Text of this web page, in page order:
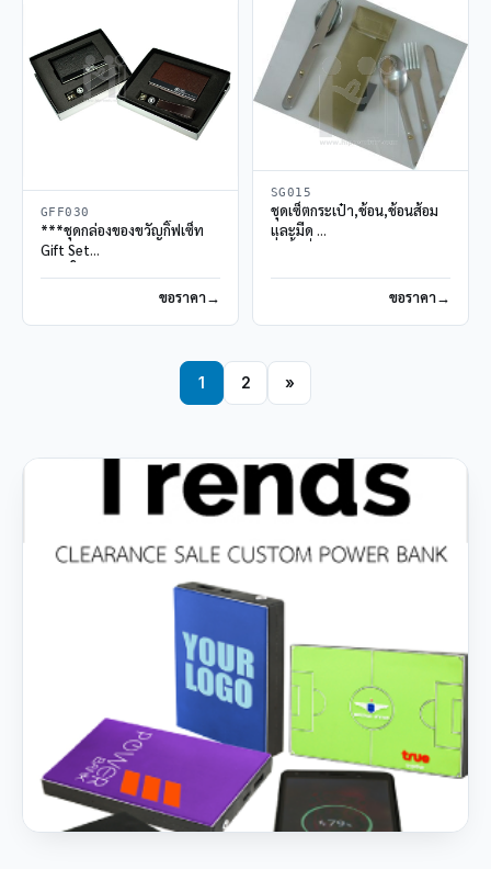
GFF030
***ชุดกล่องของขวัญกิ๊ฟเซ็ท
Gift Set
ขอราคา
SG015
ชุดเซ็ตกระเป๋า,ช้อน,ช้อนส้อม
และมีด
ขอราคา
1 2 »